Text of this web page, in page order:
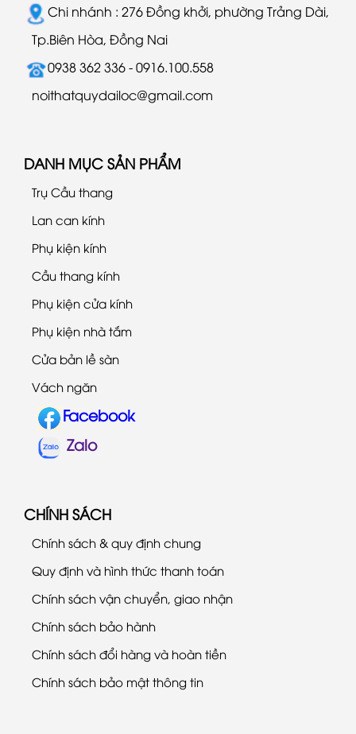
Chi nhánh : 276 Đồng khởi, phường Trảng Dài,
Tp.Biên Hòa, Đồng Nai
0938 362 336 - 0916.100.558
noithatquydailoc@gmail.com
DANH MỤC SẢN PHẨM
Trụ Cầu thang
Lan can kính
Phụ kiện kính
Cầu thang kính
Phụ kiện cửa kính
Phụ kiện nhà tắm
Cửa bản lề sàn
Vách ngăn
Facebook
Zalo
CHÍNH SÁCH
Chính sách & quy định chung
Quy định và hình thức thanh toán
Chính sách vận chuyển, giao nhận
Chính sách bảo hành
Chính sách đổi hàng và hoàn tiền
Chính sách bảo mật thông tin